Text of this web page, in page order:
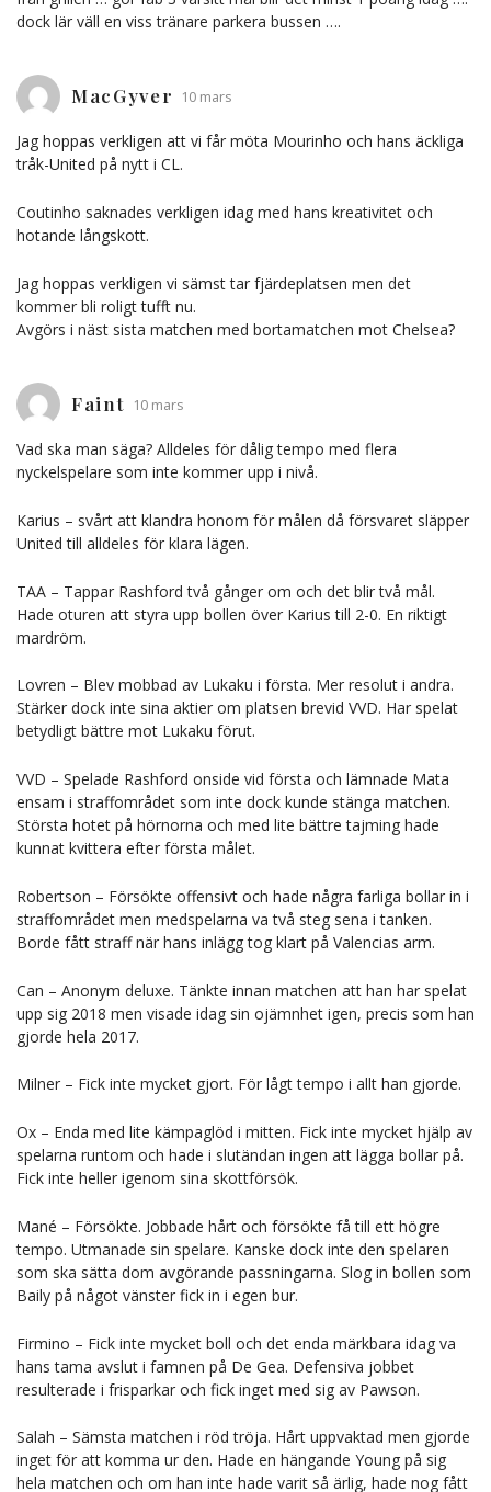
dock lär väll en viss tränare parkera bussen ….
MacGyver 10 mars
Jag hoppas verkligen att vi får möta Mourinho och hans äckliga
tråk-United på nytt i CL.
Coutinho saknades verkligen idag med hans kreativitet och
hotande långskott.
Jag hoppas verkligen vi sämst tar fjärdeplatsen men det
kommer bli roligt tufft nu.
Avgörs i näst sista matchen med bortamatchen mot Chelsea?
Faint 10 mars
Vad ska man säga? Alldeles för dålig tempo med flera
nyckelspelare som inte kommer upp i nivå.
Karius – svårt att klandra honom för målen då försvaret släpper
United till alldeles för klara lägen.
TAA – Tappar Rashford två gånger om och det blir två mål.
Hade oturen att styra upp bollen över Karius till 2-0. En riktigt
mardröm.
Lovren – Blev mobbad av Lukaku i första. Mer resolut i andra.
Stärker dock inte sina aktier om platsen brevid VVD. Har spelat
betydligt bättre mot Lukaku förut.
VVD – Spelade Rashford onside vid första och lämnade Mata
ensam i straffområdet som inte dock kunde stänga matchen.
Största hotet på hörnorna och med lite bättre tajming hade
kunnat kvittera efter första målet.
Robertson – Försökte offensivt och hade några farliga bollar in i
straffområdet men medspelarna va två steg sena i tanken.
Borde fått straff när hans inlägg tog klart på Valencias arm.
Can – Anonym deluxe. Tänkte innan matchen att han har spelat
upp sig 2018 men visade idag sin ojämnhet igen, precis som han
gjorde hela 2017.
Milner – Fick inte mycket gjort. För lågt tempo i allt han gjorde.
Ox – Enda med lite kämpaglöd i mitten. Fick inte mycket hjälp av
spelarna runtom och hade i slutändan ingen att lägga bollar på.
Fick inte heller igenom sina skottförsök.
Mané – Försökte. Jobbade hårt och försökte få till ett högre
tempo. Utmanade sin spelare. Kanske dock inte den spelaren
som ska sätta dom avgörande passningarna. Slog in bollen som
Baily på något vänster fick in i egen bur.
Firmino – Fick inte mycket boll och det enda märkbara idag va
hans tama avslut i famnen på De Gea. Defensiva jobbet
resulterade i frisparkar och fick inget med sig av Pawson.
Salah – Sämsta matchen i röd tröja. Hårt uppvaktad men gjorde
inget för att komma ur den. Hade en hängande Young på sig
hela matchen och om han inte hade varit så ärlig, hade nog fått